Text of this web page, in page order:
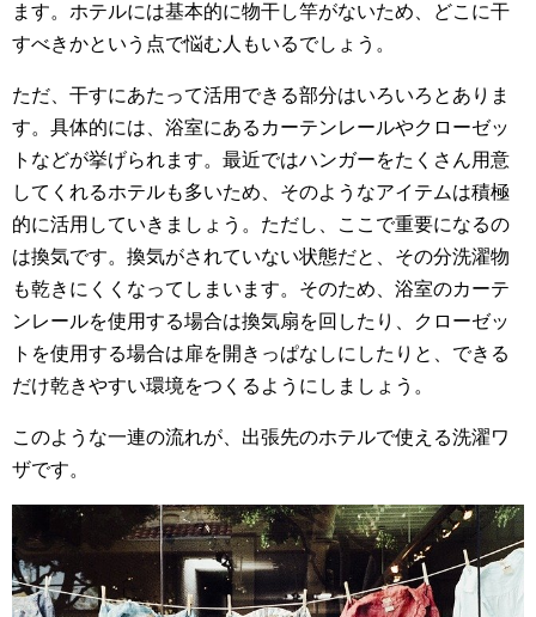
ます。ホテルには基本的に物干し竿がないため、どこに干
すべきかという点で悩む人もいるでしょう。
ただ、干すにあたって活用できる部分はいろいろとありま
す。具体的には、浴室にあるカーテンレールやクローゼッ
トなどが挙げられます。最近ではハンガーをたくさん用意
してくれるホテルも多いため、そのようなアイテムは積極
的に活用していきましょう。ただし、ここで重要になるの
は換気です。換気がされていない状態だと、その分洗濯物
も乾きにくくなってしまいます。そのため、浴室のカーテ
ンレールを使用する場合は換気扇を回したり、クローゼッ
トを使用する場合は扉を開きっぱなしにしたりと、できる
だけ乾きやすい環境をつくるようにしましょう。
このような一連の流れが、出張先のホテルで使える洗濯ワ
ザです。